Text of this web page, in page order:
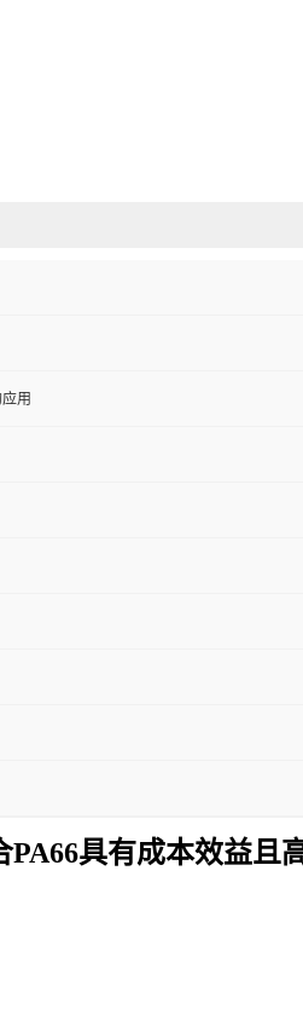
用
具有成本效益且